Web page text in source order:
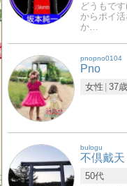
どうもで
からポイ
か…
pnopno0104
Pno
女性 37歳
bulogu
不倶戴天
50代